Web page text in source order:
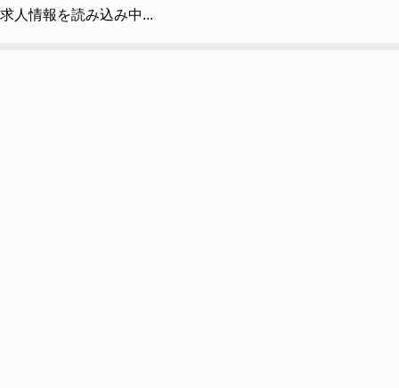
求人情報を読み込み中...